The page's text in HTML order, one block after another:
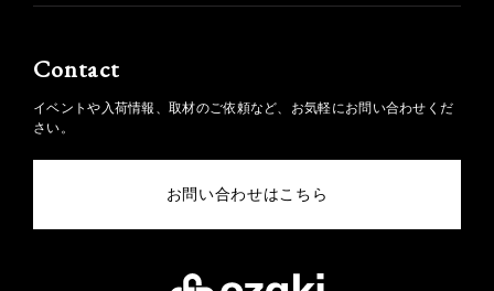
Contact
イベントや入荷情報、取材のご依頼など、お気軽にお問い合わせくだ
さい。
お問い合わせはこちら